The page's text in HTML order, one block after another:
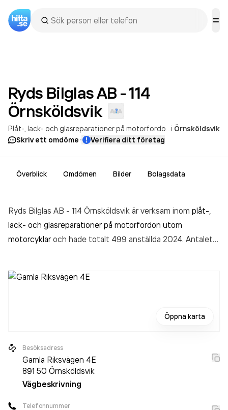
Ryds Bilglas AB - 114
Örnsköldsvik
i Örnsköldsvik
Skriv ett omdöme· Verifiera ditt företag
Överblick Omdömen Bilder Bolagsdata
Ryds Bilglas AB - 114 Örnsköldsvik är verksam inom plåt-,
lack- och glasreparationer på motorfordon utom
motorcyklaroch hade totalt 499 anställda 2024. Antalet
aktiebolag som varit aktivt sedan 1997. Ryds Bilglas AB -
Öppna karta
Besöksadress
Gamla Riksvägen 4E
891 50 Örnsköldsvik
Vägbeskrivning
Telefonnummer